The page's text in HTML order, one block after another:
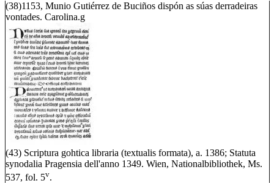
(38)1153, Munio Gutiérrez de Buciños dispón as súas derradeiras
vontades. Carolina.g
(43) Scriptura gohtica libraria (textualis formata), a. 1386; Statuta
synodalia Pragensia dell'anno 1349. Wien, Nationalbibliothek, Ms.
537, fol. 5v.